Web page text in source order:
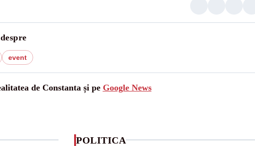
event
de Constanta și pe Google News
POLITICA